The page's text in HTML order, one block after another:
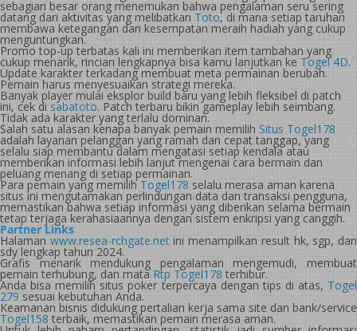
sebagian besar orang menemukan bahwa pengalaman seru sering
datang dari aktivitas yang melibatkan Toto, di mana setiap taruhan
membawa ketegangan dan kesempatan meraih hadiah yang cukup
menguntungkan.
Promo top-up terbatas kali ini memberikan item tambahan yang
cukup menarik, rincian lengkapnya bisa kamu lanjutkan ke Togel 4D.
Update karakter terkadang membuat meta permainan berubah.
Pemain harus menyesuaikan strategi mereka.
Banyak player mulai eksplor build baru yang lebih fleksibel di patch
ini, cek di sabatoto. Patch terbaru bikin gameplay lebih seimbang.
Tidak ada karakter yang terlalu dominan.
Salah satu alasan kenapa banyak pemain memilih Situs Togel178
adalah layanan pelanggan yang ramah dan cepat tanggap, yang
selalu siap membantu dalam mengatasi setiap kendala atau
memberikan informasi lebih lanjut mengenai cara bermain dan
peluang menang di setiap permainan.
Para pemain yang memilih Togel178 selalu merasa aman karena
situs ini mengutamakan perlindungan data dan transaksi pengguna,
memastikan bahwa setiap informasi yang diberikan selama bermain
tetap terjaga kerahasiaannya dengan sistem enkripsi yang canggih.
Partner Links
Halaman www.resea-rchgate.netini menampilkan result hk, sgp, dan
sdy lengkap tahun 2024.
Grafis menarik mendukung pengalaman mengemudi, membuat
pemain terhubung, dan mata Rtp Togel178 terhibur.
Anda bisa memilih situs poker terpercaya dengan tips di atas, Togel
279 sesuai kebutuhan Anda.
Keamanan bisnis didukung pertalian kerja sama site dan bank/service
Togel158 terbaik, memastikan pemain merasa aman.